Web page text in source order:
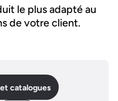
le plus adapté au
de votre client.
catalogues